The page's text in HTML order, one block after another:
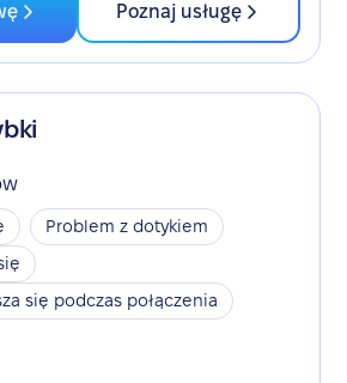
Poznaj usługę
Problem z dotykiem
się podczas połączenia